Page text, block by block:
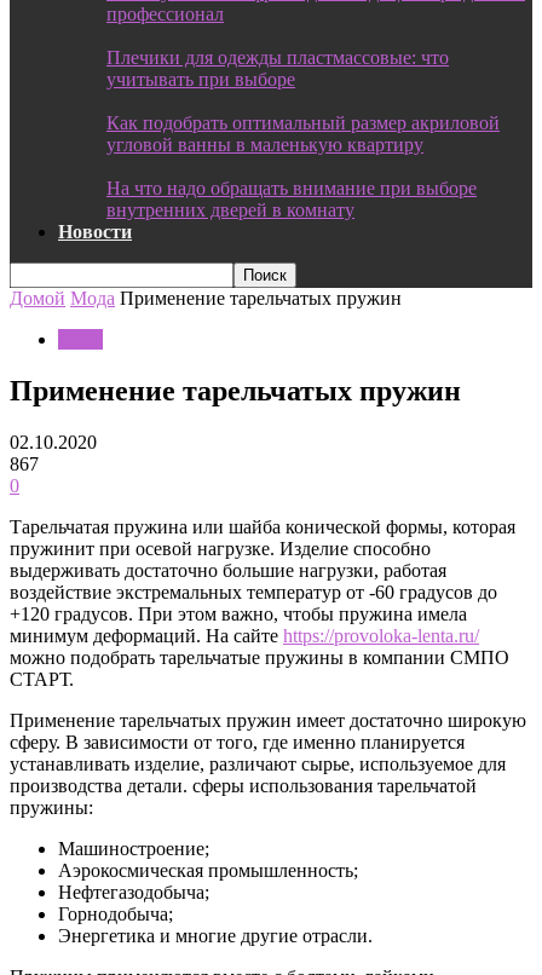
профессионал
Плечики для одежды пластмассовые: что
учитывать при выборе
Как подобрать оптимальный размер акриловой
угловой ванны в маленькую квартиру
На что надо обращать внимание при выборе
внутренних дверей в комнату
Новости
Домой Мода Применение тарельчатых пружин
Применение тарельчатых пружин
02.10.2020
867
0
Тарельчатая пружина или шайба конической формы, которая
пружинит при осевой нагрузке. Изделие способно
выдерживать достаточно большие нагрузки, работая
воздействие экстремальных температур от -60 градусов до
+120 градусов. При этом важно, чтобы пружина имела
минимум деформаций. На сайте https://provoloka-lenta.ru/
можно подобрать тарельчатые пружины в компании СМПО
СТАРТ.
Применение тарельчатых пружин имеет достаточно широкую
сферу. В зависимости от того, где именно планируется
устанавливать изделие, различают сырье, используемое для
производства детали. сферы использования тарельчатой
пружины:
Машиностроение;
Аэрокосмическая промышленность;
Нефтегазодобыча;
Горнодобыча;
Энергетика и многие другие отрасли.